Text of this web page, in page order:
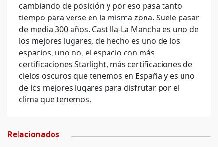
cambiando de posición y por eso pasa tanto
tiempo para verse en la misma zona. Suele pasar
de media 300 años. Castilla-La Mancha es uno de
los mejores lugares, de hecho es uno de los
espacios, uno no, el espacio con más
certificaciones Starlight, más certificaciones de
cielos oscuros que tenemos en España y es uno
de los mejores lugares para disfrutar por el
clima que tenemos.
Relacionados